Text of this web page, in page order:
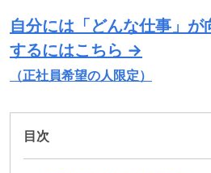
自分には「どんな仕事」
するにはこちら →
（正社員希望の人限定）
目次